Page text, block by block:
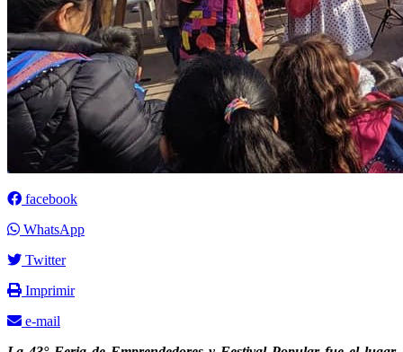
facebook
WhatsApp
Twitter
Imprimir
e-mail